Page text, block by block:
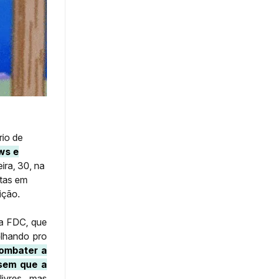
de
e
30, na
em
FDC, que
pro
a
que a